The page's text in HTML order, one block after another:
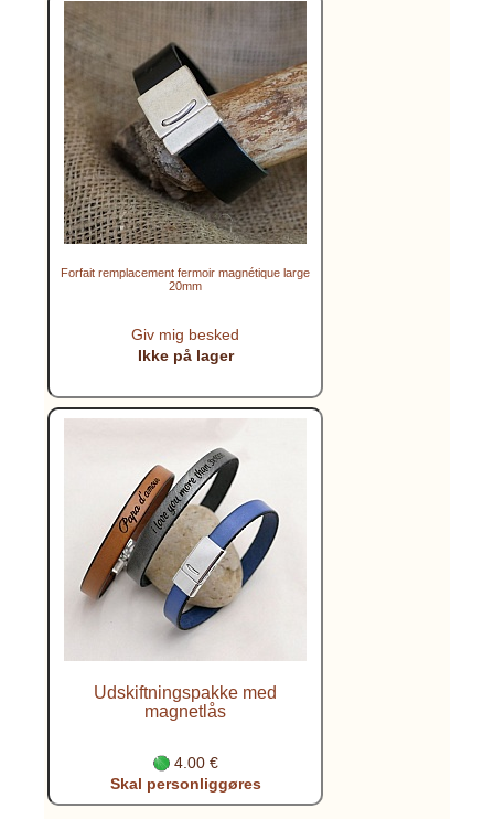
Forfait remplacement fermoir magnétique large
20mm
Giv mig besked
Ikke på lager
Udskiftningspakke med
magnetlås
4.00 €
Skal personliggøres